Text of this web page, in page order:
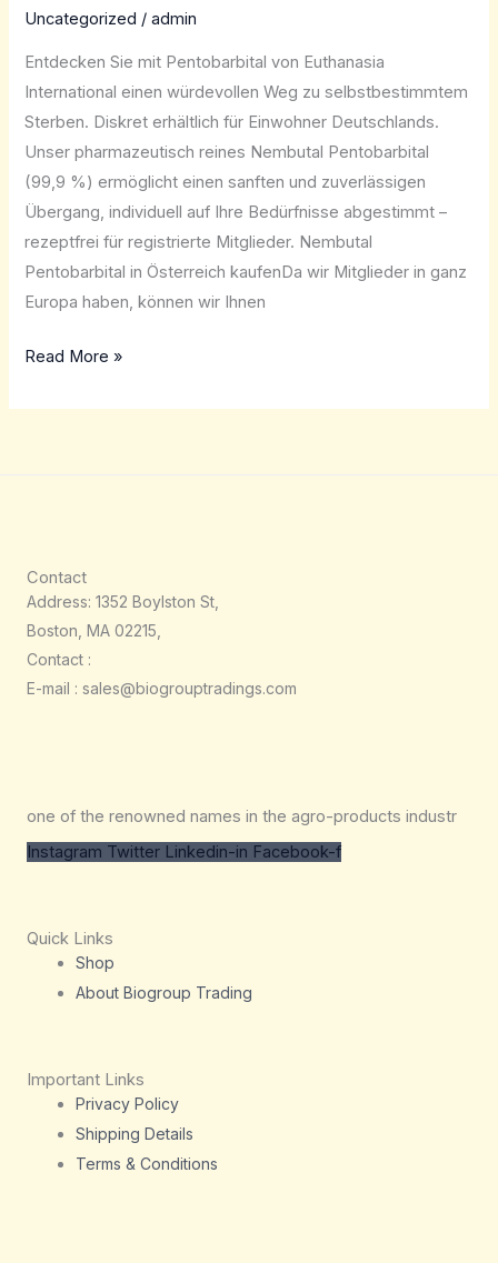
Uncategorized /admin
Entdecken Sie mit Pentobarbital von Euthanasia
International einen würdevollen Weg zu selbstbestimmtem
Sterben. Diskret erhältlich für Einwohner Deutschlands.
Unser pharmazeutisch reines Nembutal Pentobarbital
(99,9 %) ermöglicht einen sanften und zuverlässigen
Übergang, individuell auf Ihre Bedürfnisse abgestimmt –
rezeptfrei für registrierte Mitglieder. Nembutal
Pentobarbital in Österreich kaufenDa wir Mitglieder in ganz
Europa haben, können wir Ihnen
Read More »
Contact
Address: 1352 Boylston St,
Boston, MA 02215,
Contact :
E-mail : sales@biogrouptradings.com
one of the renowned names in the agro-products industr
Instagram Twitter Linkedin-in Facebook-f
Quick Links
Shop
About Biogroup Trading
Important Links
Privacy Policy
Shipping Details
Terms & Conditions